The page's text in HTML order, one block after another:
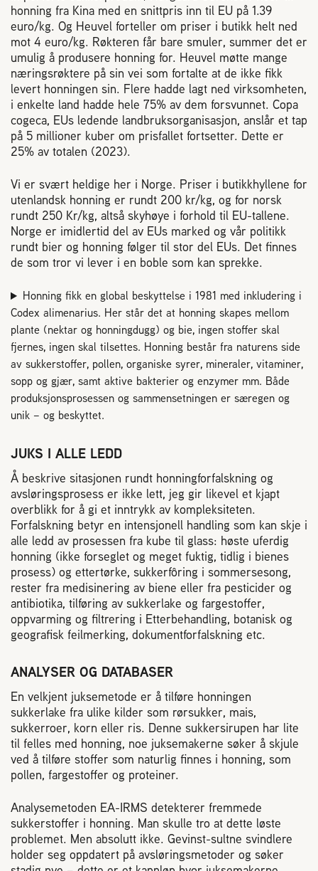
honning fra Kina med en snittpris inn til EU på 1.39
euro/kg. Og Heuvel forteller om priser i butikk helt ned
mot 4 euro/kg. Røkteren får bare smuler, summer det er
umulig å produsere honning for. Heuvel møtte mange
næringsrøktere på sin vei som fortalte at de ikke fikk
levert honningen sin. Flere hadde lagt ned virksomheten,
i enkelte land hadde hele 75% av dem forsvunnet. Copa
cogeca, EUs ledende landbruksorganisasjon, anslår et tap
på 5 millioner kuber om prisfallet fortsetter. Dette er
25% av totalen (2023).
Vi er svært heldige her i Norge. Priser i butikkhyllene for
utenlandsk honning er rundt 200 kr/kg, og for norsk
rundt 250 Kr/kg, altså skyhøye i forhold til EU-tallene.
Norge er imidlertid del av EUs marked og vår politikk
rundt bier og honning følger til stor del EUs. Det finnes
de som tror vi lever i en boble som kan sprekke.
Honning fikk en global beskyttelse i 1981 med inkludering i
Codex alimenarius. Her står det at honning skapes mellom
plante (nektar og honningdugg) og bie, ingen stoffer skal
fjernes, ingen skal tilsettes. Honning består fra naturens side
av sukkerstoffer, pollen, organiske syrer, mineraler, vitaminer,
sopp og gjær, samt aktive bakterier og enzymer mm. Både
produksjonsprosessen og sammensetningen er særegen og
unik – og beskyttet.
JUKS I ALLE LEDD
Å beskrive sitasjonen rundt honningforfalskning og
avsløringsprosess er ikke lett, jeg gir likevel et kjapt
overblikk for å gi et inntrykk av kompleksiteten.
Forfalskning betyr en intensjonell handling som kan skje i
alle ledd av prosessen fra kube til glass: høste uferdig
honning (ikke forseglet og meget fuktig, tidlig i bienes
prosess) og ettertørke, sukkerfôring i sommersesong,
rester fra medisinering av biene eller fra pesticider og
antibiotika, tilføring av sukkerlake og fargestoffer,
oppvarming og filtrering i Etterbehandling, botanisk og
geografisk feilmerking, dokumentforfalskning etc.
ANALYSER OG DATABASER
En velkjent juksemetode er å tilføre honningen
sukkerlake fra ulike kilder som rørsukker, mais,
sukkerroer, korn eller ris. Denne sukkersirupen har lite
til felles med honning, noe juksemakerne søker å skjule
ved å tilføre stoffer som naturlig finnes i honning, som
pollen, fargestoffer og proteiner.
Analysemetoden EA-IRMS detekterer fremmede
sukkerstoffer i honning. Man skulle tro at dette løste
problemet. Men absolutt ikke. Gevinst-sultne svindlere
holder seg oppdatert på avsløringsmetoder og søker